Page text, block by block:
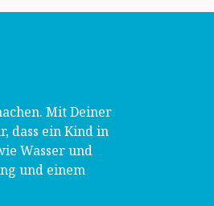
Mit Deiner
dass ein Kind in
Wasser und
und einem